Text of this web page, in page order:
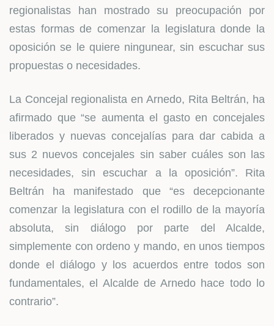
regionalistas han mostrado su preocupación por
estas formas de comenzar la legislatura donde la
oposición se le quiere ningunear, sin escuchar sus
propuestas o necesidades.
La Concejal regionalista en Arnedo, Rita Beltrán, ha
afirmado que “se aumenta el gasto en concejales
liberados y nuevas concejalías para dar cabida a
sus 2 nuevos concejales sin saber cuáles son las
necesidades, sin escuchar a la oposición”. Rita
Beltrán ha manifestado que “es decepcionante
comenzar la legislatura con el rodillo de la mayoría
absoluta, sin diálogo por parte del Alcalde,
simplemente con ordeno y mando, en unos tiempos
donde el diálogo y los acuerdos entre todos son
fundamentales, el Alcalde de Arnedo hace todo lo
contrario”.